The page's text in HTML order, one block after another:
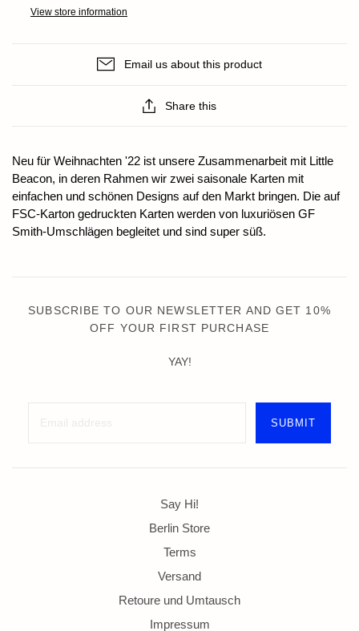
View store information
Email us about this product
Share this
Neu für Weihnachten '22 ist unsere Zusammenarbeit mit Little
Beacon, in deren Rahmen wir zwei saisonale Karten mit
einfachen und schönen Designs auf den Markt bringen. Die auf
FSC-Karton gedruckten Karten werden von luxuriösen GF
Smith-Umschlägen begleitet und sind super süß.
SUBSCRIBE TO OUR NEWSLETTER AND GET 10%
OFF YOUR FIRST PURCHASE
YAY!
Say Hi!
Berlin Store
Terms
Versand
Retoure und Umtausch
Impressum